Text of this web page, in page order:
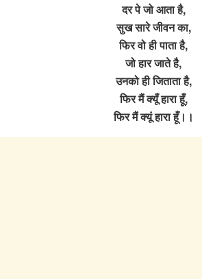
दर पे जो आता है,
सुख सारे जीवन का,
फिर वो ही पाता है,
जो हार जाते है,
उनको ही जिताता है,
फिर मैं क्यूँ हारा हूँ,
फिर मैं क्यूं हारा हूँ।।